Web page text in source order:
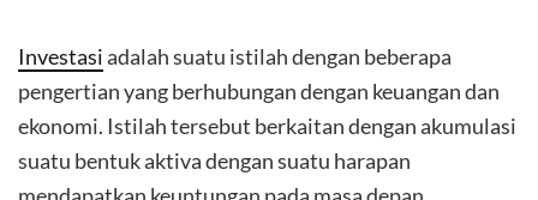
Investasiadalah suatu istilah dengan beberapa
pengertian yang berhubungan dengan keuangan dan
ekonomi. Istilah tersebut berkaitan dengan akumulasi
suatu bentuk aktiva dengan suatu harapan